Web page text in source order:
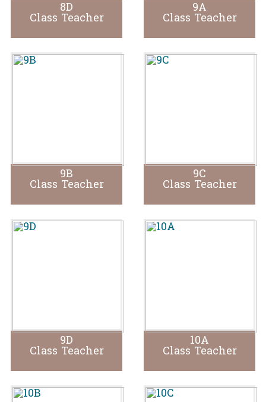
8D
Class Teacher
9A
Class Teacher
9B
Class Teacher
9C
Class Teacher
9D
Class Teacher
10A
Class Teacher